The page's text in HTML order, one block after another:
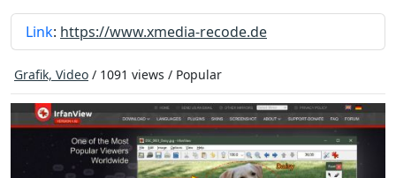
Link: https://www.xmedia-recode.de
Grafik, Video / 1091 views / Popular